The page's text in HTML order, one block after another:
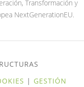
| GESTIÓN